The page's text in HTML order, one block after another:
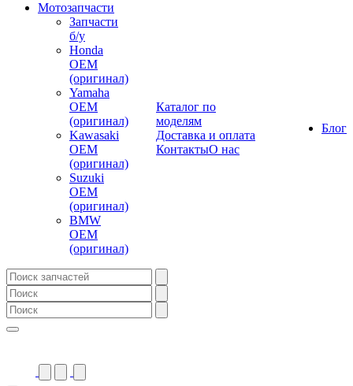
Мотозапчасти
Запчасти
б/у
Honda
OEM
(оригинал)
Yamaha
OEM
(оригинал)
Kawasaki
OEM
(оригинал)
Suzuki
OEM
(оригинал)
BMW
OEM
(оригинал)
Каталог по
моделям
Доставка и оплата
КонтактыО нас
Блог